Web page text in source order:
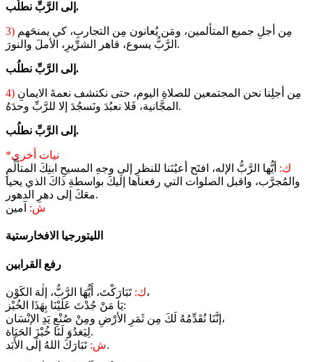
إلى الرَّبِّ نطلُب.
3)
الرَّبُّ يسوع، قاهر الشرِّيرِ، الأملَ والنورَ.
إلى الرَّبِّ نطلُب.
4)
المجَّانية، فَلا نعبُدَ ونَسجُدَ إلا للرَّبِّ وحدَهُ.
إلى الرَّبِّ نطلُب.
*نيات أخرى
ك: أيُّها الرَّبُّ الإله، افتَح أعيُنَنا للنظرِ إلى وجهِ المسيحِ ابنِكَ المتألِّمِ
والمُجرَّب، واقبل الصلوات التي رفعناها إلَيكَ بواسطةِ ذاكَ الذي يحيا
معَكَ إلى دهرِ الدهور.
ش: آمين
رفع القرابين
ك:تَبَارَكْتَ، أَيُّهَا الرَّبُّ، إلٰهَ الكَوْن،
يَا مَنْ جُدْتَ عَلَيْنَا بِهَذَا الخُبْز:
إنَّنَا نُقَدِّمُهُ لَكَ مِن ثَمَرِ الأرْضِ ومِنْ صُنْعِ يَدِ الإنْسَان،
لِيَغدُوَ لَنَا خُبْزَ الحَيَاة.
ش:تَبَارَكَ اللهُ إلَى الأَبَد.